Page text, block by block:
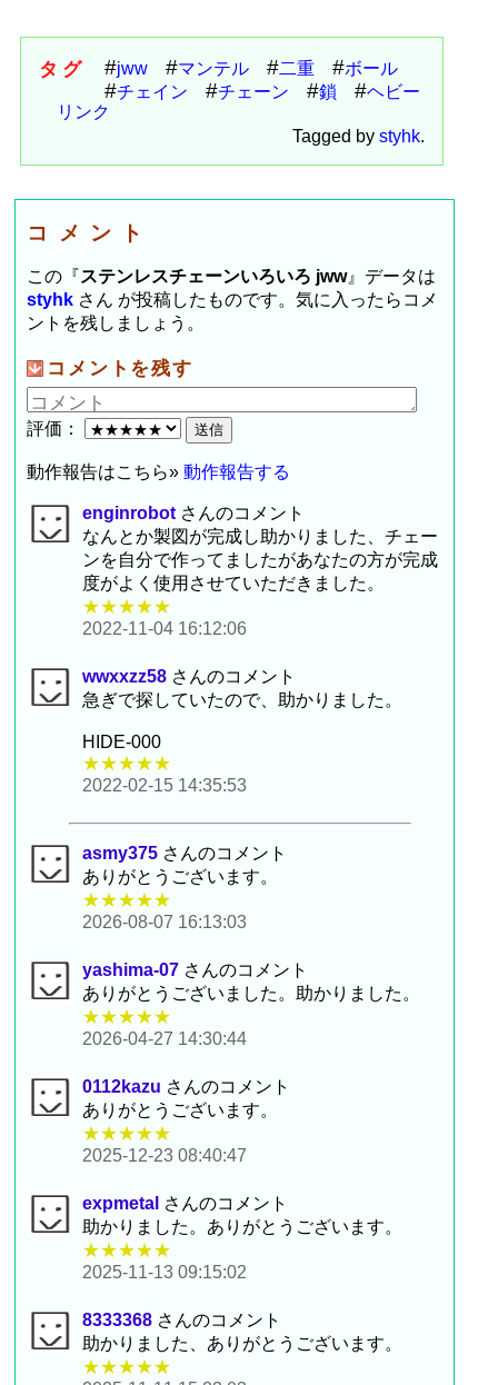
タグ jww マンテル 二重
ボール
チェイン
チェーン 鎖
ヘビー
リンク
Tagged by styhk.
コメント
この『ステンレスチェーンいろいろ jww』データは
styhk さん が投稿したものです。気に入ったらコメ
ントを残しましょう。
コメントを残す
評価：
動作報告はこちら»動作報告する
enginrobot さんのコメント
なんとか製図が完成し助かりました、チェー
ンを自分で作ってましたがあなたの方が完成
度がよく使用させていただきました。
★★★★★
2022-11-04 16:12:06
wwxxzz58 さんのコメント
急ぎで探していたので、助かりました。
HIDE-000
★★★★★
2022-02-15 14:35:53
asmy375 さんのコメント
ありがとうございます。
★★★★★
2026-08-07 16:13:03
yashima-07 さんのコメント
ありがとうございました。助かりました。
★★★★★
2026-04-27 14:30:44
0112kazu さんのコメント
ありがとうございます。
★★★★★
2025-12-23 08:40:47
expmetal さんのコメント
助かりました。ありがとうございます。
★★★★★
2025-11-13 09:15:02
8333368 さんのコメント
助かりました、ありがとうございます。
★★★★★